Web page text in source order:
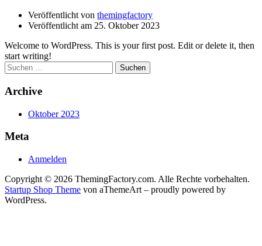
Veröffentlicht von themingfactory
Veröffentlicht am 25. Oktober 2023
Welcome to WordPress. This is your first post. Edit or delete it, then
start writing!
Suchen
nach:
Archive
Oktober 2023
Meta
Anmelden
Copyright © 2026 ThemingFactory.com. Alle Rechte vorbehalten.
Startup Shop Theme von aThemeArt – proudly powered by
WordPress.